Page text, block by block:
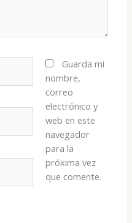
Guarda mi
nombre,
correo
electrónico y
web en este
navegador
para la
próxima vez
que comente.